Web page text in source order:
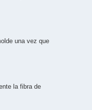
una vez que
la fibra de